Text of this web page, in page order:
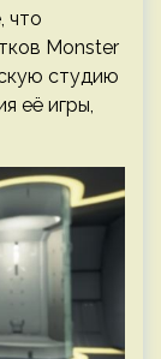
что
Monster
студию
её игры,